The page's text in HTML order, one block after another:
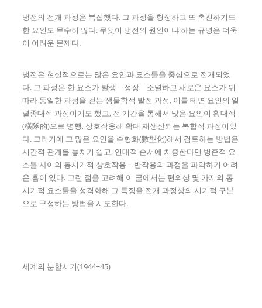
냉전의 전개 과정은 복잡했다. 그 과정을 형성하고 또 촉진하기도
한 요인도 무수히 많다. 무엇이 냉전의 원인이냐 하는 규명은 더욱
이 어려운 문제다.
냉전은 현실적으로는 많은 요인과 요소들을 중심으로 전개되었
다. 그 과정은 한 요소가 발생ㆍ성장ㆍ소멸하고 새로운 요소가 뒤
따라 동일한 과정을 걷는 생물학적 발전 과정, 이를 테면 요인의 일
렬종대적 과정이기도 했고, 전 기간을 통해서 많은 요인이 횡대적
(橫隊的)으로 병행, 상호작용해 확대 재생산되는 복합적 과정이었
다. 그러기에 그 많은 요인을 수형화(數型化)해서 검토하는 방법은
시간적 관계를 놓치기 쉽고, 연대적 순서에 치중한다면 병존적 요
소들 사이의 동시기적 상호작용ㆍ반작용의 과정을 파악하기 어려
운 흠이 있다. 그런 점을 고려해 이 글에서는 편의상 몇 가지의 동
시기적 요소들을 성격화해 그 특징을 전개 과정상의 시기적 구분
으로 구성하는 방법을 시도한다.
세계의 분할시기(1944~45)